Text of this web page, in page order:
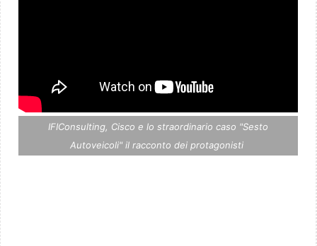
IFIConsulting, Cisco e lo straordinario caso "Sesto
Autoveicoli" il racconto dei protagonisti